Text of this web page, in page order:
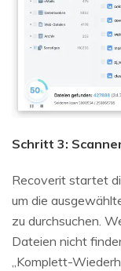
Schritt 3:
Recoverit startet
um die
zu durchsuchen.
Dateien nicht
„Komplett-